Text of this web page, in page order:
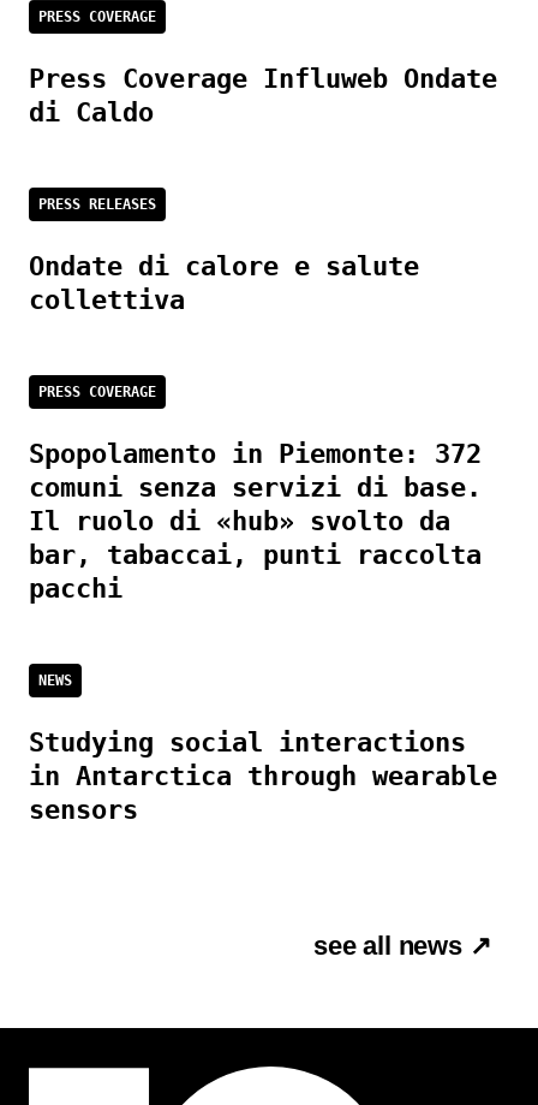
PRESS COVERAGE
Press Coverage Influweb Ondate
di Caldo
PRESS RELEASES
Ondate di calore e salute
collettiva
PRESS COVERAGE
Spopolamento in Piemonte: 372
comuni senza servizi di base.
Il ruolo di «hub» svolto da
bar, tabaccai, punti raccolta
pacchi
NEWS
Studying social interactions
in Antarctica through wearable
sensors
see all news ↗